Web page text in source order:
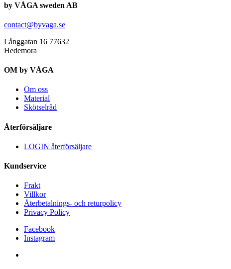
by VÅGA sweden AB
contact@byvaga.se
Långgatan 16 77632
Hedemora
OM by VÅGA
Om oss
Material
Skötselråd
Återförsäljare
LOGIN återförsäljare
Kundservice
Frakt
Villkor
Återbetalnings- och returpolicy
Privacy Policy
Facebook
Instagram